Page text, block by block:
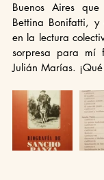
Buenos Aires
Bettina Bonifatti,
en la lectura
sorpresa para mí